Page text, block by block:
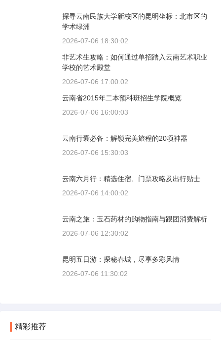
探寻云南民族大学新校区的昆明坐标：北市区的
学术绿洲
2026-07-06 18:30:02
非艺术生攻略：如何通过单招踏入云南艺术职业
学校的艺术殿堂
2026-07-06 17:00:02
云南省2015年二本预科班招生学院概览
2026-07-06 16:00:03
云南行囊必备：解锁完美旅程的20项神器
2026-07-06 15:30:03
云南六月行：精选住宿、门票攻略及出行贴士
2026-07-06 14:00:02
云南之旅：玉石药材的购物指南与跟团消费解析
2026-07-06 12:30:02
昆明五日游：探秘春城，尽享多彩风情
2026-07-06 11:30:02
精彩推荐